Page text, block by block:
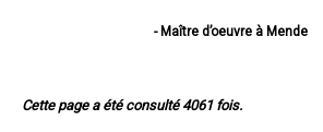
- Maître d’oeuvre à Mende
- Maître d’oeuvre à La Canourgue
Cette page a été consulté 4061 fois.